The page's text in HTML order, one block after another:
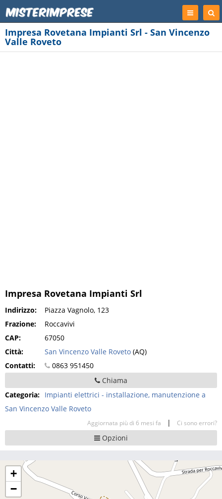
Registrati
Impresa Rovetana Impianti Srl - San Vincenzo
Valle Roveto
Impresa Rovetana Impianti Srl
Indirizzo:
Piazza Vagnolo, 123
Frazione:
Roccavivi
CAP:
67050
Città:
San Vincenzo Valle Roveto (AQ)
Contatti:
0863 951450
Chiama
Categoria: Impianti elettrici - installazione, manutenzione a
San Vincenzo Valle Roveto
Aggiornata più di 6 mesi fa | Ci sono errori?
Opzioni
+
−